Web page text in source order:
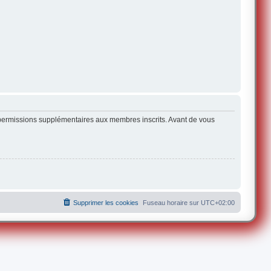
supplémentaires aux membres inscrits. Avant de vous
Fuseau horaire sur UTC+02:00
Supprimer les cookies